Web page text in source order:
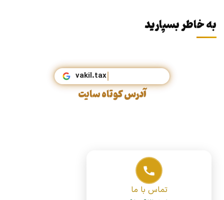
به خاطر بسپارید
vakil.
آدرس کوتاه سایت
تماس با ما